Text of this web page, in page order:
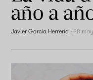
año a
Javier García Herrería · 28